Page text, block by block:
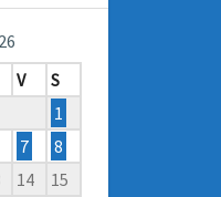
V
S
1
7
8
14
15